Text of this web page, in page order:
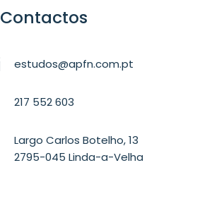
Contactos
estudos@apfn.com.pt
217 552 603
Largo Carlos Botelho, 13
2795-045 Linda-a-Velha